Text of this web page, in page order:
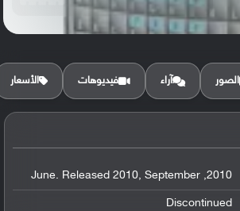
الكاميرا الأساسية:
الصور آراء فيديوهات الأسعار
2010, June. Released 2010, September
Discontinued